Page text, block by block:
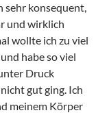
sehr konsequent,
und wirklich
wollte ich zu viel
habe so viel
Druck
gut ging. Ich
meinem Körper